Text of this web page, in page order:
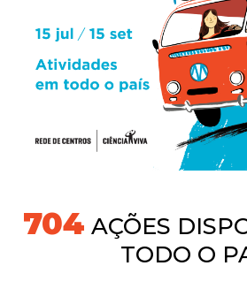
745AÇÕES
TODO O